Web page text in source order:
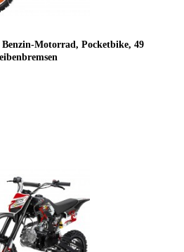
Motorrad, Pocketbike, 49